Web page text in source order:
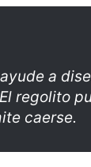
a
regolito
caerse.